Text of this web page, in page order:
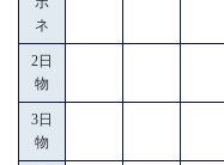
ネ
2日
物
3日
物